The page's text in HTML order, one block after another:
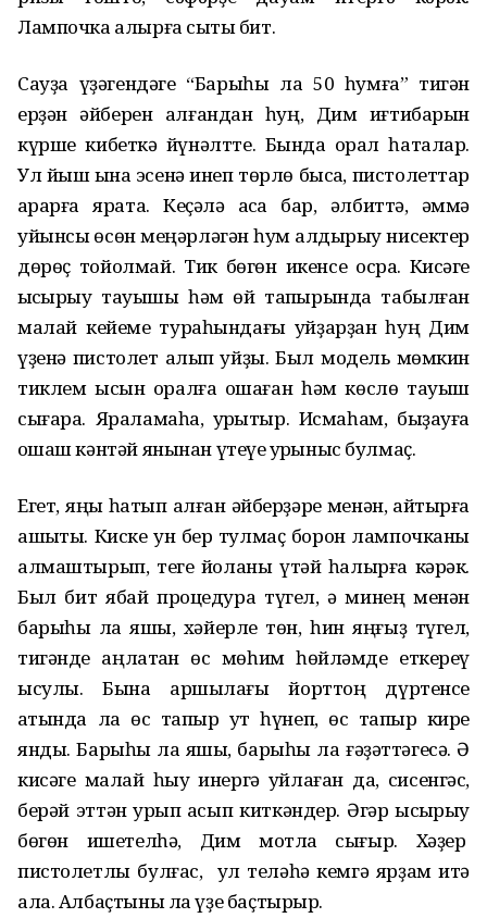
Лампочка алырға сыҡты бит.
Сауҙа үҙәгендәге “Барыһы ла 50 һумға” тигән
ерҙән әйберен алғандан һуң, Дим иғтибарын
күрше кибеткә йүнәлтте. Бында ҡорал һаталар.
Ул йыш ҡына эсенә инеп төрлө бысаҡ, пистолеттар
ҡарарға ярата. Кеҫәлә аҡса бар, әлбиттә, әммә
уйынсыҡ өсөн меңәрләгән һум ҡалдырыу нисектер
дөрөҫ тойолмай. Тик бөгөн икенсе осраҡ. Кисәге
ҡысҡырыу тауышы һәм өй тапҡырында табылған
малай кейеме тураһындағы уйҙарҙан һуң Дим
үҙенә пистолет алып ҡуйҙы. Был модель мөмкин
тиклем ысын ҡоралға оҡшаған һәм көслө тауыш
сығара. Яраламаһа, ҡурҡытыр. Исмаһам, быҙауға
оҡшаш кәнтәй янынан үтеүе ҡурҡыныс булмаҫ.
Егет, яңы һатып алған әйберҙәре менән, ҡайтырға
ашыҡты. Киске ун бер тулмаҫ борон лампочканы
алмаштырып, теге йоланы үтәй һалырға кәрәк.
Был бит ябай процедура түгел, ә минең менән
барыһы ла яҡшы, хәйерле төн, һин яңғыҙ түгел,
тигәнде аңлатҡан өс мөһим һөйләмде еткереү
ысулы. Бына ҡаршылағы йорттоң дүртенсе
ҡатында ла өс тапҡыр ут һүнеп, өс тапҡыр кире
янды. Барыһы ла яҡшы, барыһы ла ғәҙәттәгесә. Ә
кисәге малай һыу инергә уйлаған да, сисенгәс,
берәй эттән ҡурҡып ҡасып киткәндер. Әгәр ҡысҡырыу
бөгөн ишетелһә, Дим мотлаҡ сығыр. Хәҙер
пистолетлы булғас, ул теләһә кемгә ярҙам итә
ала. Албаҫтыны ла үҙе баҫтырыр.